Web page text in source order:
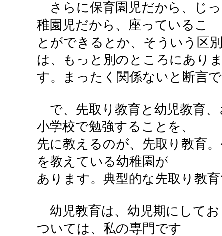
さらに保育園児だから、じ
稚園児だから、座っているこ
とができるとか、そういう区
は、もっと別のところにあり
す。まったく関係ないと断言
で、先取り教育と幼児教育
小学校で勉強することを、
先に教えるのが、先取り教育
を教えている幼稚園が
あります。典型的な先取り教
幼児教育は、幼児期にして
ついては、私の専門です